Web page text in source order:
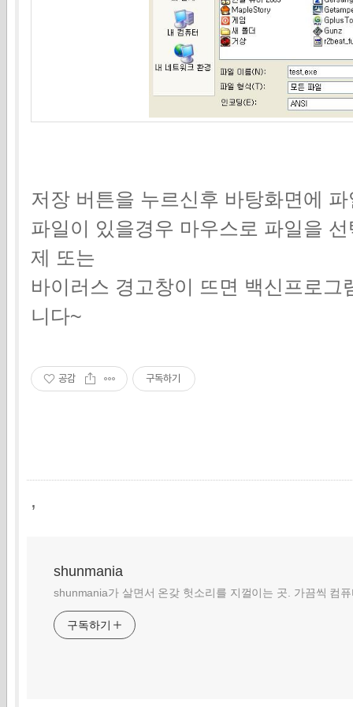
저장 버튼을 누르신후 바탕화면에
파일이 있을경우 마우스로 파일을
제 또는
바이러스 경고창이 뜨면 백신프로
니다~
공감 구독하기
,
shunmania
shunmania가 살면서 온갖 헛소리를 지껄이는 곳. 가끔씩 컴
구독하기